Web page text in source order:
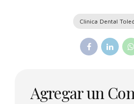
Clinica Dental
Agregar un